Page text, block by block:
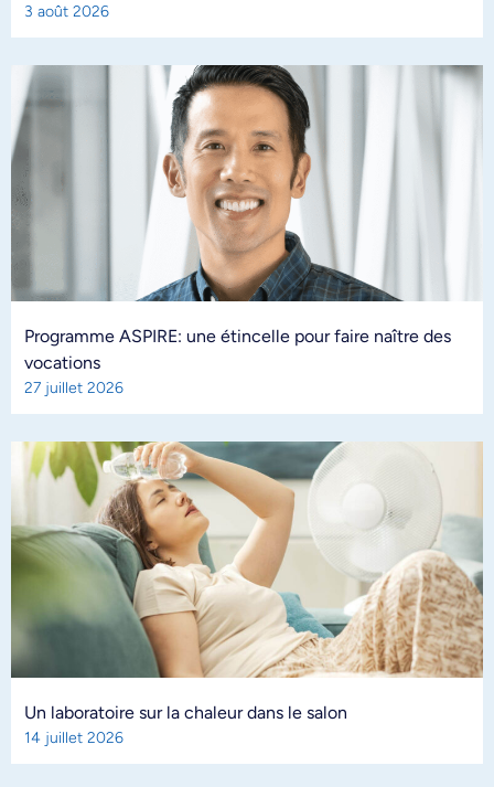
3 août 2026
Programme ASPIRE: une étincelle pour faire naître des
vocations
27 juillet 2026
Un laboratoire sur la chaleur dans le salon
14 juillet 2026